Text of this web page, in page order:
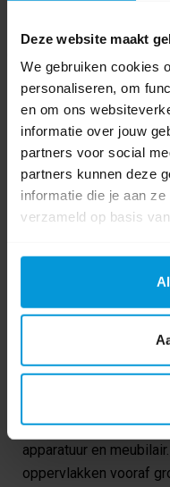
Deze website maakt
We gebruiken cookies
personaliseren, om
en om ons
informatie over jouw
partners voor social
partners kunnen deze
informatie die je aan
verzameld op basis
liter water. Minimale
in de sector voeding
gebruik
Ter
en bacteriesporen) en
apparatuur op
bereid, behandeld of
boerderij.
reinigende werking,
en andere ruimten
behandeld worden,
ziekenhuizen,
van o.a. vloeren,
levensmiddelen- en
apparatuur en
oppervlakken vooraf